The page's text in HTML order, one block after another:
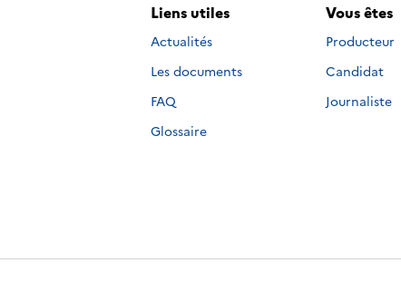
Liens utiles
Actualités
Les documents
FAQ
Glossaire
Vous êtes
Producteur
Candidat
Journaliste